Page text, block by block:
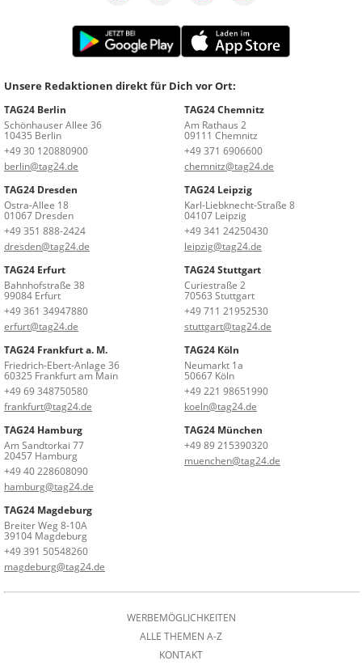
Unsere Redaktionen direkt für Dich vor Ort:
TAG24 Berlin
Schönhauser Allee 36
10435 Berlin
+49 30 120880900
berlin@tag24.de
TAG24 Chemnitz
Am Rathaus 2
09111 Chemnitz
+49 371 6906600
chemnitz@tag24.de
TAG24 Dresden
Ostra-Allee 18
01067 Dresden
+49 351 888-2424
dresden@tag24.de
TAG24 Leipzig
Karl-Liebknecht-Straße 8
04107 Leipzig
+49 341 24250430
leipzig@tag24.de
TAG24 Erfurt
Bahnhofstraße 38
99084 Erfurt
+49 361 34947880
erfurt@tag24.de
TAG24 Stuttgart
Curiestraße 2
70563 Stuttgart
+49 711 21952530
stuttgart@tag24.de
TAG24 Frankfurt a. M.
Friedrich-Ebert-Anlage 36
60325 Frankfurt am Main
+49 69 348750580
frankfurt@tag24.de
TAG24 Köln
Neumarkt 1a
50667 Köln
+49 221 98651990
koeln@tag24.de
TAG24 Hamburg
Am Sandtorkai 77
20457 Hamburg
+49 40 228608090
hamburg@tag24.de
TAG24 München
+49 89 215390320
muenchen@tag24.de
TAG24 Magdeburg
Breiter Weg 8-10A
39104 Magdeburg
+49 391 50548260
magdeburg@tag24.de
WERBEMÖGLICHKEITEN
ALLE THEMEN A-Z
KONTAKT